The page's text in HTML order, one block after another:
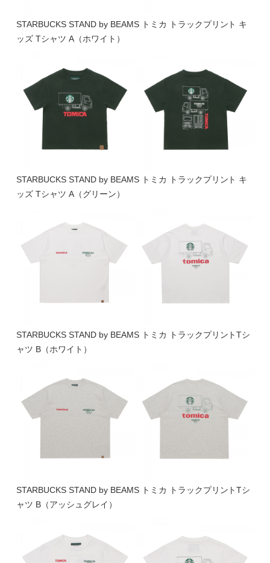
STARBUCKS STAND by BEAMS トミカ トラックプリント キ
ッズ Tシャツ A（ホワイト）
STARBUCKS STAND by BEAMS トミカ トラックプリント キ
ッズ Tシャツ A（グリーン）
STARBUCKS STAND by BEAMS トミカ トラックプリントTシ
ャツ B（ホワイト）
STARBUCKS STAND by BEAMS トミカ トラックプリントTシ
ャツ B（アッシュグレイ）